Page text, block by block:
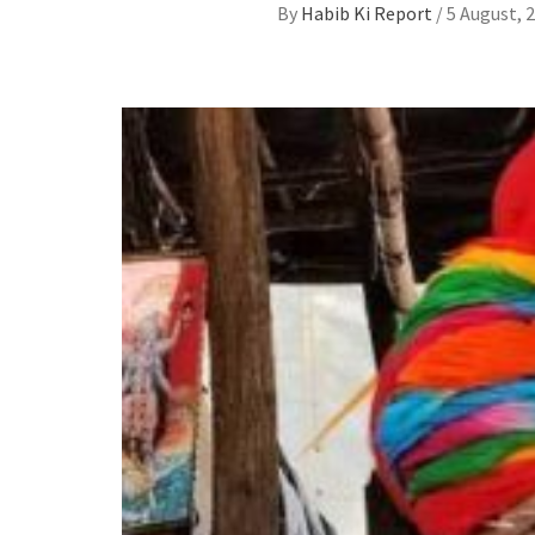
By Habib Ki Report /5 August,